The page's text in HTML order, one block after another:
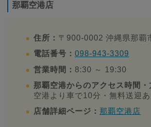
那覇空港店
住所： 〒900-0002 沖縄県那覇
電話番号： 098-943-3309
営業時間： 8:30 ～ 19:30
那覇空港からのアクセス時間・
空港より車で10分・無料送迎あ
店舗詳細ページ： 那覇空港店